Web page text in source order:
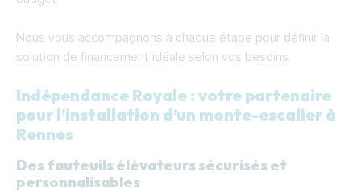
Nous vous accompagnons à chaque étape pour définir la
solution de financement idéale selon vos besoins.
Indépendance Royale : votre partenaire
pour l’installation d’un monte-escalier à
Rennes
Des fauteuils élévateurs sécurisés et
personnalisables